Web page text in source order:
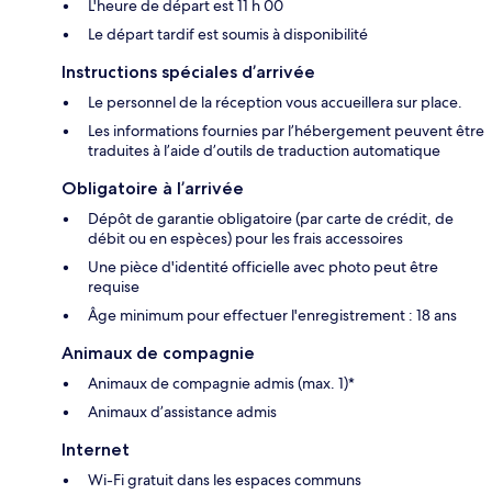
L'heure de départ est 11 h 00
Le départ tardif est soumis à disponibilité
Instructions spéciales d’arrivée
Le personnel de la réception vous accueillera sur place.
Les informations fournies par l’hébergement peuvent être
traduites à l’aide d’outils de traduction automatique
Obligatoire à l’arrivée
Dépôt de garantie obligatoire (par carte de crédit, de
débit ou en espèces) pour les frais accessoires
Une pièce d'identité officielle avec photo peut être
requise
Âge minimum pour effectuer l'enregistrement : 18 ans
Animaux de compagnie
Animaux de compagnie admis (max. 1)*
Animaux d’assistance admis
Internet
Wi-Fi gratuit dans les espaces communs